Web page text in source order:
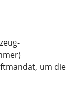
um die